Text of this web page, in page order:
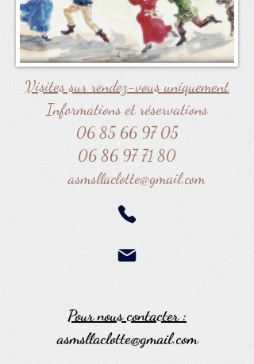
Visites sur rendez-vous uniquement
Informations et réservations
06 85 66 97 05
06 86 97 71 80
asmsllaclotte@gmail.com
Pour nous contacter :
asmsllaclotte@gmail.com